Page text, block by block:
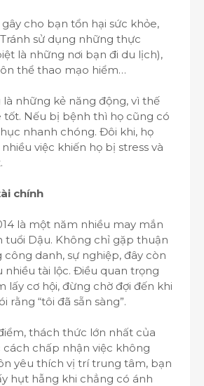
cho bạn tổn hại sức khỏe,
sử dụng những thực
là những nơi bạn đi du lịch),
thể thao mạo hiểm…
là những kẻ năng động, vì thế
tốt. Nếu bị bệnh thì họ cũng có
nhanh chóng. Đôi khi, họ
việc khiến họ bị stress và
chính
là một năm nhiều may mắn
tuổi Dậu. Không chỉ gặp thuận
công danh, sự nghiệp, đây còn
nhiều tài lộc. Điều quan trọng
lấy cơ hội, đừng chờ đợi đến khi
rằng “tôi đã sẵn sàng”.
thách thức lớn nhất của
cách chấp nhận việc không
yêu thích vị trí trung tâm, bạn
hụt hẫng khi chẳng có ánh